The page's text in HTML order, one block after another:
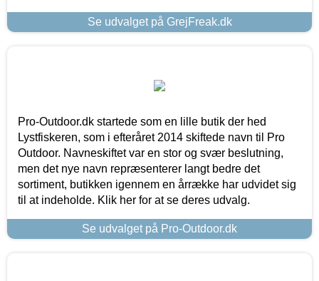
Se udvalget på GrejFreak.dk
Pro-Outdoor.dk startede som en lille butik der hed
Lystfiskeren, som i efteråret 2014 skiftede navn til Pro
Outdoor. Navneskiftet var en stor og svær beslutning,
men det nye navn repræsenterer langt bedre det
sortiment, butikken igennem en årrække har udvidet sig
til at indeholde. Klik her for at se deres udvalg.
Se udvalget på Pro-Outdoor.dk